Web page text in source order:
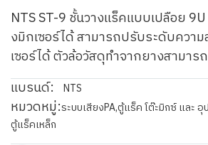
NTS ST-9 ชั้นวางแร็คแบบเปลือย
งมิกเซอร์ได้ สามารถปรับระดับควา
เซอร์ได้ ตัวล้อวัสดุทำจากยางสามา
แบรนด์:
NTS
หมวดหมู่:ระบบเสียงPA,ตู้แร็ค โต๊ะมิกซ์ และ
ตู้แร็คเหล็ก